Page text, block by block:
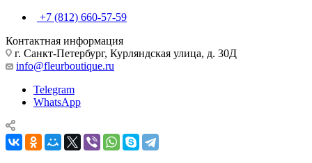
+7 (812) 660-57-59
Контактная информация
г. Санкт-Петербург, Курляндская улица, д. 30Д
info@fleurboutique.ru
Telegram
WhatsApp